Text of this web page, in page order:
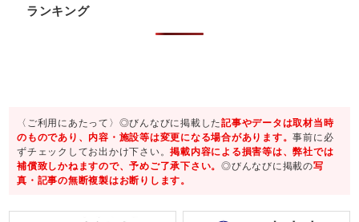
ランキング
〈ご利用にあたって〉◎びんなびに掲載した記事やデータは取材当時
のものであり、内容・施設等は変更になる場合があります。事前に必
ずチェックしてお出かけ下さい。掲載内容による損害等は、弊社では
補償致しかねますので、予めご了承下さい。◎びんなびに掲載の写
真・記事の無断複製はお断りします。